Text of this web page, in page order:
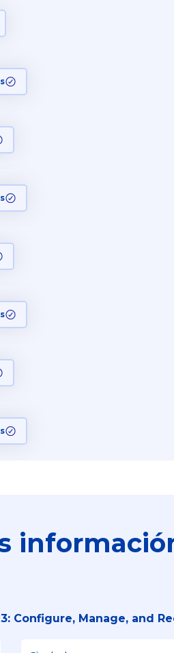
Configure, Manage, and